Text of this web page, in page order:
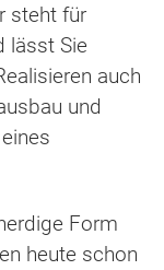
steht für
lässt Sie
auch
und
Form
heute schon